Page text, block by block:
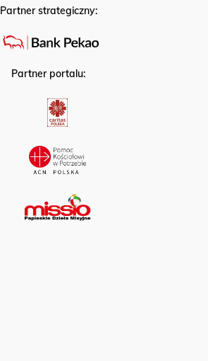
Partner strategiczny:
Partner portalu: